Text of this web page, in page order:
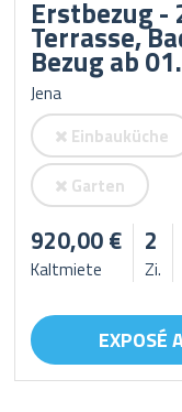
Erstbezug -
Terrasse,
Bezug ab
Jena
Einbauküche
Garten
920,00 €
Kaltmiete
2
Zi.
EXPOSÉ